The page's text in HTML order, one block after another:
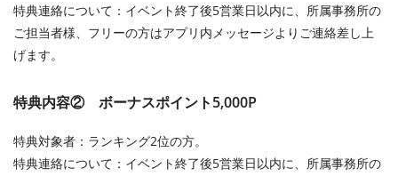
特典連絡について：イベント終了後5営業日以内に、所属事務所の
ご担当者様、フリーの方はアプリ内メッセージよりご連絡差し上
げます。
特典内容② ボーナスポイント5,000P
特典対象者：ランキング2位の方。
特典連絡について：イベント終了後5営業日以内に、所属事務所の